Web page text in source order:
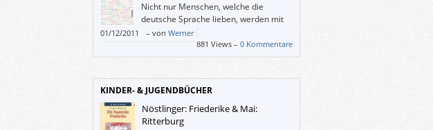
Nicht nur Menschen, welche die
deutsche Sprache lieben, werden mit
diesem Büchlein ihre helle Freude
haben.
01/12/2011 – von Werner
881 Views – 0 Kommentare
KINDER- & JUGENDBÜCHER
Nöstlinger: Friederike & Mai:
Ritterburg